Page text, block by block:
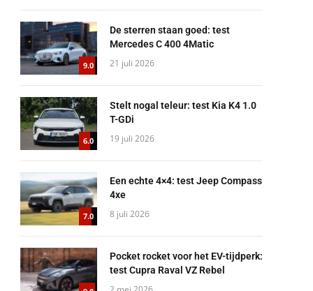
9.0
De sterren staan goed: test
Mercedes C 400 4Matic
21 juli 2026
6.0
Stelt nogal teleur: test Kia K4 1.0
T-GDi
19 juli 2026
7.0
Een echte 4×4: test Jeep Compass
4xe
8 juli 2026
Pocket rocket voor het EV-tijdperk:
test Cupra Raval VZ Rebel